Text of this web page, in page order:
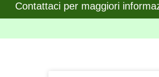
Contattaci per maggiori